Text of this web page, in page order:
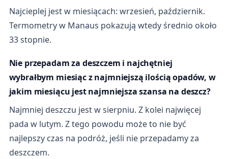
Najcieplej jest w miesiącach: wrzesień, październik.
Termometry w Manaus pokazują wtedy średnio około
33 stopnie.
Nie przepadam za deszczem i najchętniej
wybrałbym miesiąc z najmniejszą ilością opadów, w
jakim miesiącu jest najmniejsza szansa na deszcz?
Najmniej deszczu jest w sierpniu. Z kolei najwięcej
pada w lutym. Z tego powodu może to nie być
najlepszy czas na podróż, jeśli nie przepadamy za
deszczem.